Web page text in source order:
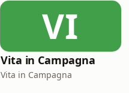
VI
Vita in Campagna
Vita in Campagna